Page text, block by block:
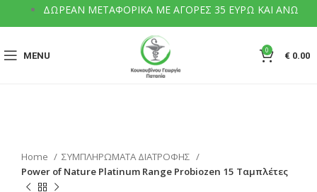
ΔΩΡΕΑΝ ΜΕΤΑΦΟΡΙΚΑ ΜΕ ΑΓΟΡΕΣ 35 ΕΥΡΩ ΚΑΙ ΑΝΩ
MENU 0 € 0.00
Home
ΣΥΜΠΛΗΡΩΜΑΤΑ ΔΙΑΤΡΟΦΗΣ
Power of Nature Platinum Range Probiozen 15 Ταμπλέτες